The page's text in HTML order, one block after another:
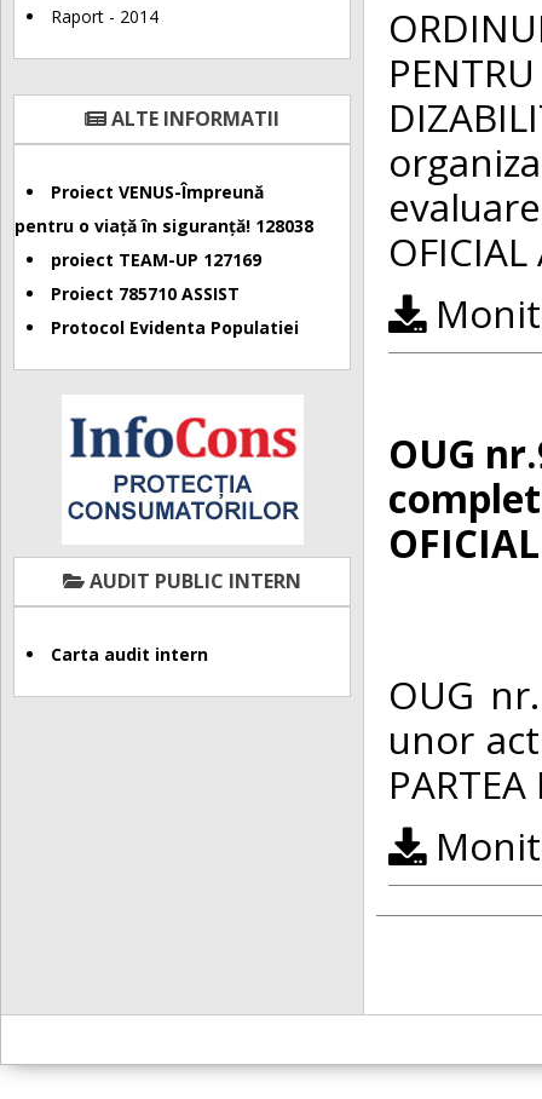
Raport - 2014
ALTE INFORMATII
Proiect VENUS-Împreună
pentru o viață în siguranță! 128038
proiect TEAM-UP 127169
Proiect 785710 ASSIST
Protocol Evidenta Populatiei
AUDIT PUBLIC INTERN
Carta audit intern
OUG
OUG
unor